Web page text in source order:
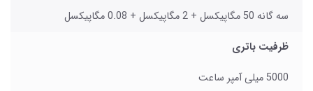
سه گانه 50 مگاپیکسل + 2 مگاپیکسل + 0.08 مگاپیکسل
ظرفیت باتری
5000 میلی‌ آمپر ساعت